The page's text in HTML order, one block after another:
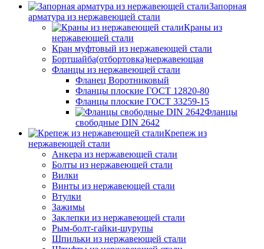
Запорная
арматура из нержавеющей стали
Краны из
нержавеющей стали
Кран муфтовый из нержавеющей стали
Бортшайба(отбортовка)нержавеющая
Фланцы из нержавеющей стали
Фланец Воротниковый
Фланцы плоские ГОСТ 12820-80
Фланцы плоские ГОСТ 33259-15
Фланцы
свободные DIN 2642
Крепеж из
нержавеющей стали
Анкера из нержавеющей стали
Болты из нержавеющей стали
Вилки
Винты из нержавеющей стали
Втулки
Зажимы
Заклепки из нержавеющей стали
Рым-болт-гайки-шурупы
Шпильки из нержавеющей стали